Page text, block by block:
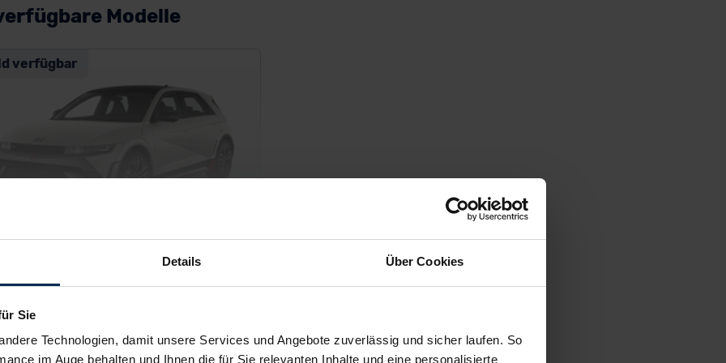
Details Über Cookies
Sie
Technologien, damit unsere Services und Angebote zuverlässig und sicher laufen. So
im Auge behalten und Ihnen die für Sie relevanten Inhalte und eine personalisierte
Modelle
verfügbar
SUV/Geländewagen